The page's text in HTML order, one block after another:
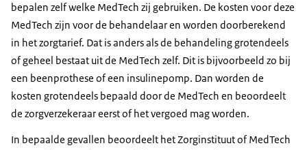
bepalen zelf welke MedTech zij gebruiken. De kosten voor deze
MedTech zijn voor de behandelaar en worden doorberekend
in het zorgtarief. Dat is anders als de behandeling grotendeels
of geheel bestaat uit de MedTech zelf. Dit is bijvoorbeeld zo bij
een beenprothese of een insulinepomp. Dan worden de
kosten grotendeels bepaald door de MedTech en beoordeelt
de zorgverzekeraar eerst of het vergoed mag worden.
In bepaalde gevallen beoordeelt het Zorginstituut of MedTech